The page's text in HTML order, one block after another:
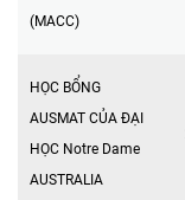
(MACC)
HỌC BỔNG
AUSMAT CỦA ĐẠI
HỌC Notre Dame
AUSTRALIA